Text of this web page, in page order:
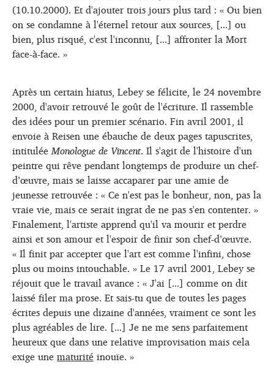
(10.10.2000). Et d'ajouter trois jours plus tard : « Ou bien
on se condamne à l'éternel retour aux sources, [...] ou
bien, plus risqué, c'est l'inconnu, [...] affronter la Mort
face-à-face. »
Après un certain hiatus, Lebey se félicite, le 24 novembre
2000, d'avoir retrouvé le goût de l'écriture. Il rassemble
des idées pour un premier scénario. Fin avril 2001, il
envoie à Reisen une ébauche de deux pages tapuscrites,
intituléeMonologue de Vincent. Il s'agit de l'histoire d'un
peintre qui rêve pendant longtemps de produire un chef-
d’œuvre, mais se laisse accaparer par une amie de
jeunesse retrouvée : « Ce n'est pas le bonheur, non, pas la
vraie vie, mais ce serait ingrat de ne pas s'en contenter. »
Finalement, l'artiste apprend qu'il va mourir et perdre
ainsi et son amour et l'espoir de finir son chef-d’œuvre.
« Il finit par accepter que l'art est comme l'infini, chose
plus ou moins intouchable. » Le 17 avril 2001, Lebey se
réjouit que le travail avance : « J'ai [...] comme on dit
laissé filer ma prose. Et sais-tu que de toutes les pages
écrites depuis une dizaine d'années, vraiment ce sont les
plus agréables de lire. [...] Je ne me sens parfaitement
heureux que dans une relative improvisation mais cela
exige unematuritéinouïe. »